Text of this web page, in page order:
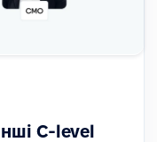
C-level